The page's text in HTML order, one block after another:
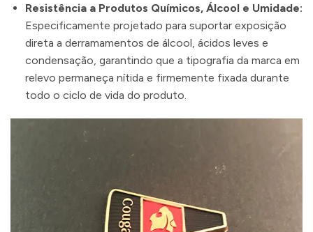
Resistência a Produtos Químicos, Álcool e Umidade:
Especificamente projetado para suportar exposição
direta a derramamentos de álcool, ácidos leves e
condensação, garantindo que a tipografia da marca em
relevo permaneça nítida e firmemente fixada durante
todo o ciclo de vida do produto.